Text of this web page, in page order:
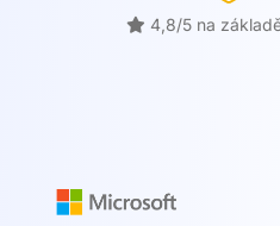
4,8/5 na